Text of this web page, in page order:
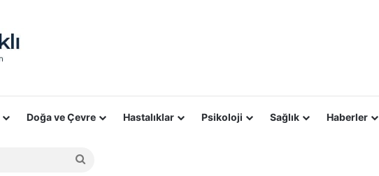
Doğa ve Çevre Hastalıklar Psikoloji Sağlık Haberler